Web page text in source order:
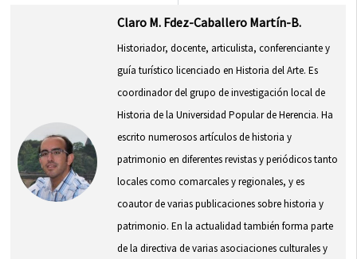
Claro M. Fdez-Caballero Martín-B.
Historiador, docente, articulista, conferenciante y
guía turístico licenciado en Historia del Arte. Es
coordinador del grupo de investigación local de
Historia de la Universidad Popular de Herencia. Ha
escrito numerosos artículos de historia y
patrimonio en diferentes revistas y periódicos tanto
locales como comarcales y regionales, y es
coautor de varias publicaciones sobre historia y
patrimonio. En la actualidad también forma parte
de la directiva de varias asociaciones culturales y